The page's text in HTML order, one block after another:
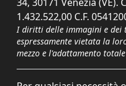
1.432.522,00 C.F.
I diritti delle immagini e dei
espressamente vietata la
mezzo e l'adattamento